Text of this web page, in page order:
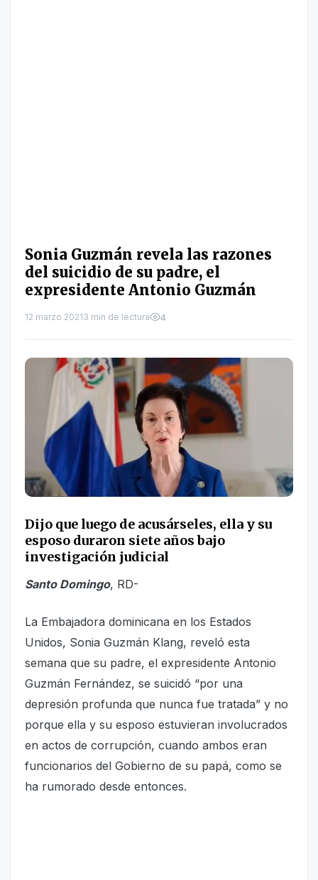
Sonia Guzmán revela las razones
del suicidio de su padre, el
expresidente Antonio Guzmán
12 marzo 20213 min de lectura 4
Dijo que luego de acusárseles, ella y su
esposo duraron siete años bajo
investigación judicial
Santo Domingo, RD-
La Embajadora dominicana en los Estados
Unidos, Sonia Guzmán Klang, reveló esta
semana que su padre, el expresidente Antonio
Guzmán Fernández, se suicidó “por una
depresión profunda que nunca fue tratada” y no
porque ella y su esposo estuvieran involucrados
en actos de corrupción, cuando ambos eran
funcionarios del Gobierno de su papá, como se
ha rumorado desde entonces.